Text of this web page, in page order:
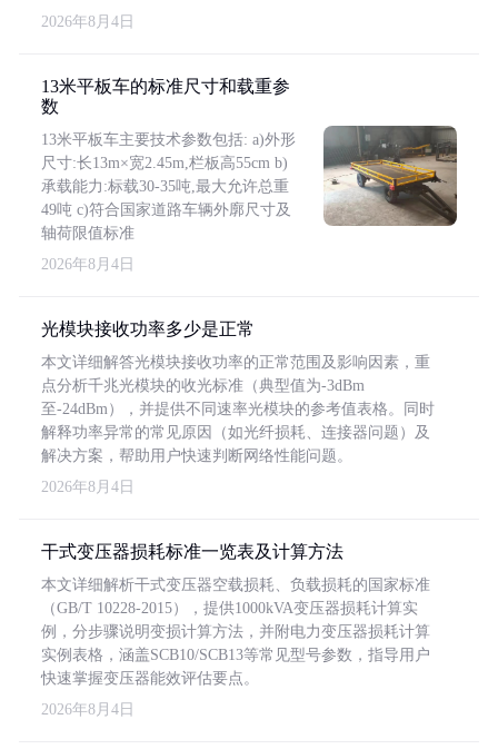
2026年8月4日
13米平板车的标准尺寸和载重参
数
13米平板车主要技术参数包括: a)外形
尺寸:长13m×宽2.45m,栏板高55cm b)
承载能力:标载30-35吨,最大允许总重
49吨 c)符合国家道路车辆外廓尺寸及
轴荷限值标准
2026年8月4日
光模块接收功率多少是正常
本文详细解答光模块接收功率的正常范围及影响因素，重
点分析千兆光模块的收光标准（典型值为-3dBm
至-24dBm），并提供不同速率光模块的参考值表格。同时
解释功率异常的常见原因（如光纤损耗、连接器问题）及
解决方案，帮助用户快速判断网络性能问题。
2026年8月4日
干式变压器损耗标准一览表及计算方法
本文详细解析干式变压器空载损耗、负载损耗的国家标准
（GB/T 10228-2015），提供1000kVA变压器损耗计算实
例，分步骤说明变损计算方法，并附电力变压器损耗计算
实例表格，涵盖SCB10/SCB13等常见型号参数，指导用户
快速掌握变压器能效评估要点。
2026年8月4日